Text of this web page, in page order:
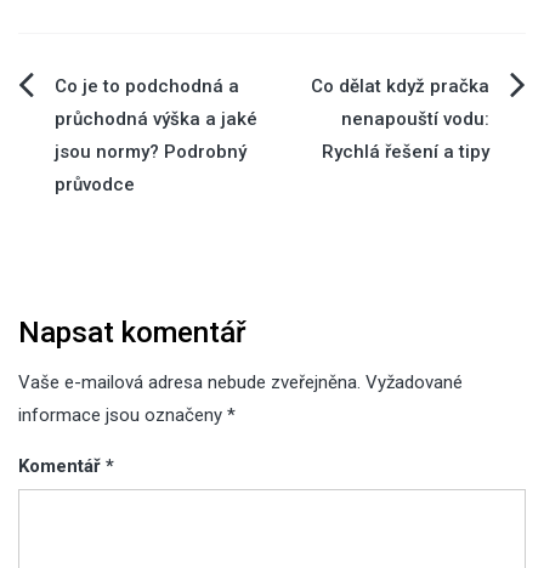
Navigace
pro
příspěvek
Co je to podchodná a
průchodná výška a jaké
jsou normy? Podrobný
průvodce
Co dělat když pračka
nenapouští vodu:
Rychlá řešení a tipy
Napsat komentář
Vaše e-mailová adresa nebude zveřejněna. Vyžadované
informace jsou označeny *
Komentář *